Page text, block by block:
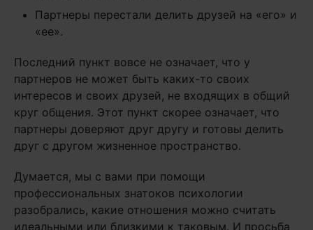
Партнеры перестали делить друзей на «его» и
«ее».
Последний пункт вовсе не означает, что у
партнеров не может быть каких-то своих
интересов и своих друзей, не входящих в общий
круг общения. Этот пункт скорее означает, что
партнеры доверяют друг другу и готовы делить
друг с другом жизненное пространство.
Думается, мы с вами при помощи
профессиональных знатоков психологии
разобрались, какие отношения можно считать
идеальными или близкими к таковым. И просьба